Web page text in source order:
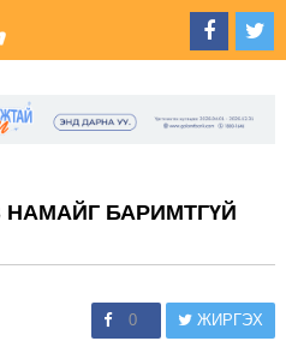
БАРИМТГҮЙ
0 ЖИРГЭХ